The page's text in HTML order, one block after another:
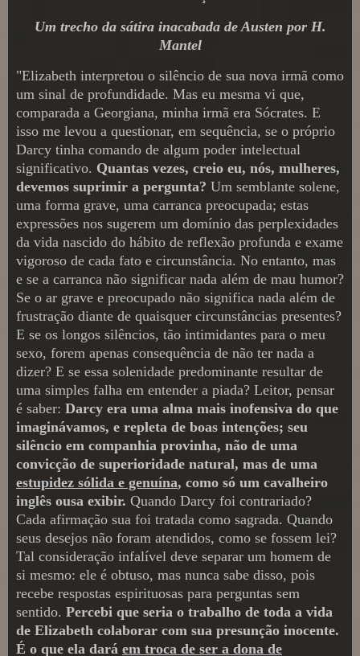
Um trecho da sátira inacabada de Austen por H.
Mantel
"Elizabeth interpretou o silêncio de sua nova irmã como
um sinal de profundidade. Mas eu mesma vi que,
comparada a Georgiana, minha irmã era Sócrates. E
isso me levou a questionar, em sequência, se o próprio
Darcy tinha comando de algum poder intelectual
significativo. Quantas vezes, creio eu, nós, mulheres,
devemos suprimir a pergunta? Um semblante solene,
uma forma grave, uma carranca preocupada; estas
expressões nos sugerem um domínio das perplexidades
da vida nascido do hábito de reflexão profunda e exame
vigoroso de cada fato e circunstância. No entanto, mas
e se a carranca não significar nada além de mau humor?
Se o ar grave e preocupado não significa nada além de
frustração diante de quaisquer circunstâncias presentes?
E se os longos silêncios, tão intimidantes para o meu
sexo, forem apenas consequência de não ter nada a
dizer? E se essa solenidade predominante resultar de
uma simples falha em entender a piada? Leitor, pensar
é saber: Darcy era uma alma mais inofensiva do que
imaginávamos, e repleta de boas intenções; seu
silêncio em companhia provinha, não de uma
convicção de superioridade natural, mas de uma
estupidez sólida e genuína, como só um cavalheiro
inglês ousa exibir. Quando Darcy foi contrariado?
Cada afirmação sua foi tratada como sagrada. Quando
seus desejos não foram atendidos, como se fossem lei?
Tal consideração infalível deve separar um homem de
si mesmo: ele é obtuso, mas nunca sabe disso, pois
recebe respostas espirituosas para perguntas sem
sentido. Percebi que seria o trabalho de toda a vida
de Elizabeth colaborar com sua presunção inocente.
É o que ela dará em troca de ser a dona de